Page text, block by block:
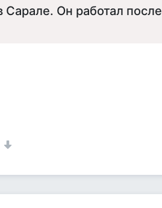
Сарале. Он работал после